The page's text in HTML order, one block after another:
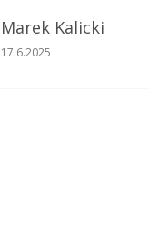
Marek Kalicki
Ocena sklepu to 5 na 5
17.6.2025